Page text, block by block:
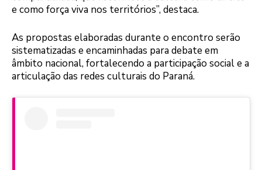
e como força viva nos territórios”, destaca.
As propostas elaboradas durante o encontro serão
sistematizadas e encaminhadas para debate em
âmbito nacional, fortalecendo a participação social e a
articulação das redes culturais do Paraná.